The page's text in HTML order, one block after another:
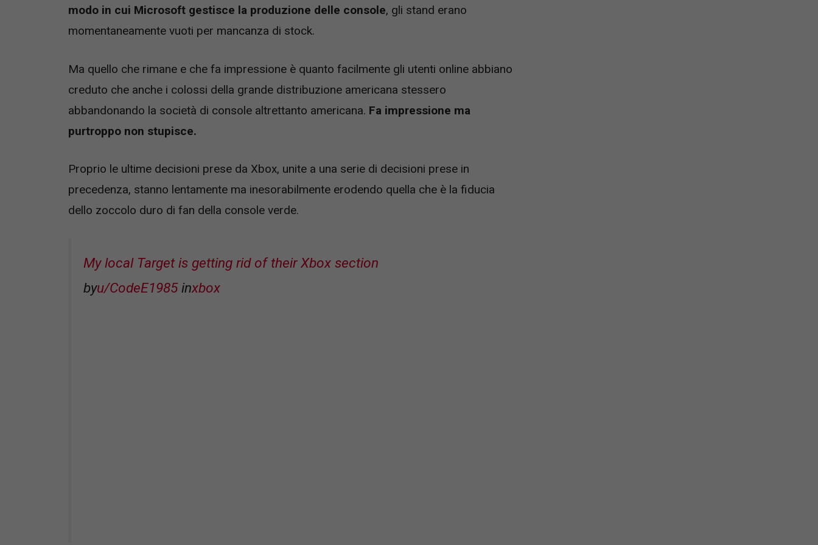
modo in cui Microsoft gestisce la produzione delle console, gli stand erano
momentaneamente vuoti per mancanza di stock.
Ma quello che rimane e che fa impressione è quanto facilmente gli utenti online abbiano
creduto che anche i colossi della grande distribuzione americana stessero
abbandonando la società di console altrettanto americana. Fa impressione ma
purtroppo non stupisce.
Proprio le ultime decisioni prese da Xbox, unite a una serie di decisioni prese in
precedenza, stanno lentamente ma inesorabilmente erodendo quella che è la fiducia
dello zoccolo duro di fan della console verde.
My local Target is getting rid of their Xbox section
byu/CodeE1985inxbox